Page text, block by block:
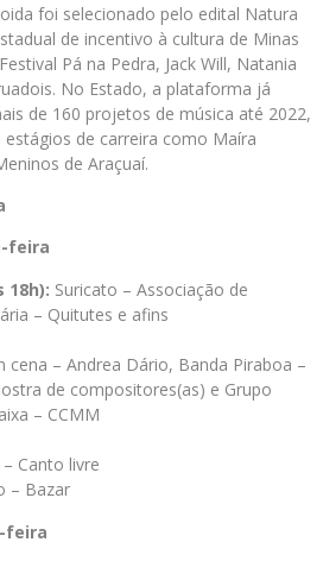
foi selecionado pelo edital Natura
de incentivo à cultura de Minas
Pá na Pedra, Jack Will, Natania
No Estado, a plataforma já
de 160 projetos de música até 2022,
de carreira como Maíra
de Araçuaí.
feira
18h): Suricato – Associação de
– Quitutes e afins
cena – Andrea Dário, Banda Piraboa –
de compositores(as) e Grupo
– CCMM
Canto livre
– Bazar
feira